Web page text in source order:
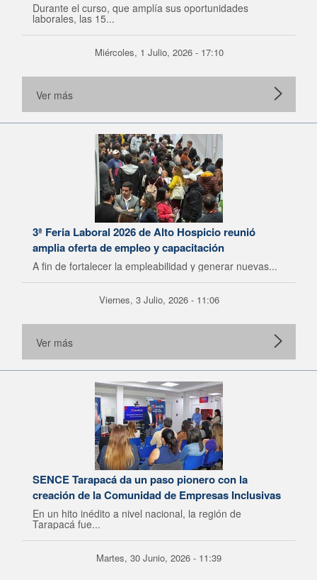
Durante el curso, que amplía sus oportunidades
laborales, las 15...
Miércoles, 1 Julio, 2026 - 17:10
Ver más
3ª Feria Laboral 2026 de Alto Hospicio reunió
amplia oferta de empleo y capacitación
A fin de fortalecer la empleabilidad y generar nuevas...
Viernes, 3 Julio, 2026 - 11:06
Ver más
SENCE Tarapacá da un paso pionero con la
creación de la Comunidad de Empresas Inclusivas
En un hito inédito a nivel nacional, la región de
Tarapacá fue...
Martes, 30 Junio, 2026 - 11:39